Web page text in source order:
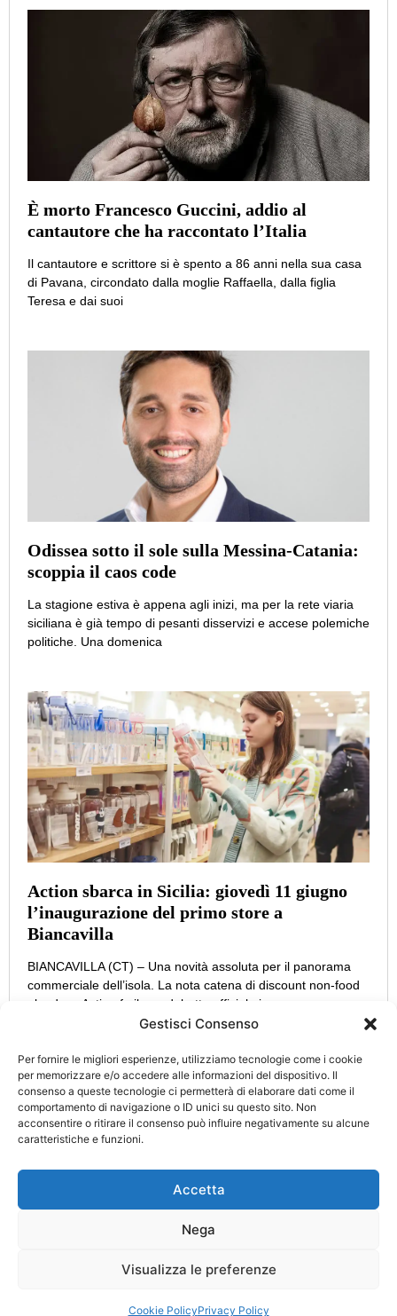
Gestisci Consenso
Per fornire le migliori esperienze, utilizziamo tecnologie come i cookie
per memorizzare e/o accedere alle informazioni del dispositivo. Il
consenso a queste tecnologie ci permetterà di elaborare dati come il
comportamento di navigazione o ID unici su questo sito. Non
acconsentire o ritirare il consenso può influire negativamente su alcune
caratteristiche e funzioni.
Accetta
Nega
Visualizza le preferenze
Cookie PolicyPrivacy Policy
È morto Francesco Guccini, addio al
cantautore che ha raccontato l’Italia
Il cantautore e scrittore si è spento a 86 anni nella sua casa
di Pavana, circondato dalla moglie Raffaella, dalla figlia
Teresa e dai suoi
Odissea sotto il sole sulla Messina-Catania:
scoppia il caos code
La stagione estiva è appena agli inizi, ma per la rete viaria
siciliana è già tempo di pesanti disservizi e accese polemiche
politiche. Una domenica
Action sbarca in Sicilia: giovedì 11 giugno
l’inaugurazione del primo store a
Biancavilla
BIANCAVILLA (CT) – Una novità assoluta per il panorama
commerciale dell’isola. La nota catena di discount non-food
olandese Action fa il suo debutto ufficiale in
CATEGORIE
Attualità Cultura
d’Italia
Politica
Turismo Cronaca
INFO
UTILI
Cookie Policy
Nicolosi Alfio